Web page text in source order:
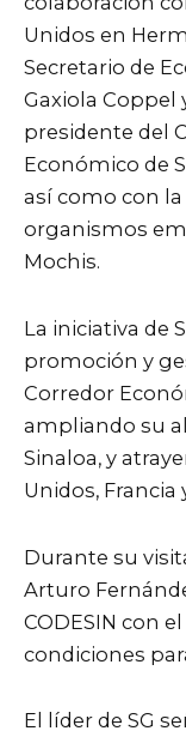
Unidos en
Secretario de
Gaxiola Coppel
presidente del
Económico de
así como con
organismos
Mochis.
La iniciativa de
promoción y
Corredor
ampliando su
Sinaloa, y
Unidos, Francia
Durante su
Arturo
CODESIN con
condiciones
El líder de SG